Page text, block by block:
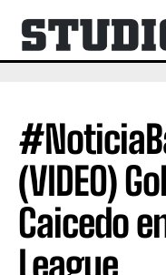
(VIDEO)
Caicedo
League